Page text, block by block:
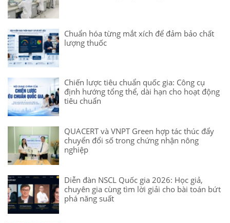
Chuẩn hóa từng mắt xích để đảm bảo chất
lượng thuốc
Chiến lược tiêu chuẩn quốc gia: Công cụ
định hướng tổng thể, dài hạn cho hoạt động
tiêu chuẩn
QUACERT và VNPT Green hợp tác thúc đẩy
chuyển đổi số trong chứng nhận nông
nghiệp
Diễn đàn NSCL Quốc gia 2026: Học giả,
chuyên gia cùng tìm lời giải cho bài toán bứt
phá năng suất